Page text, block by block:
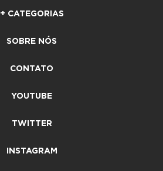
+ CATEGORIAS
SOBRE NÓS
CONTATO
YOUTUBE
TWITTER
INSTAGRAM